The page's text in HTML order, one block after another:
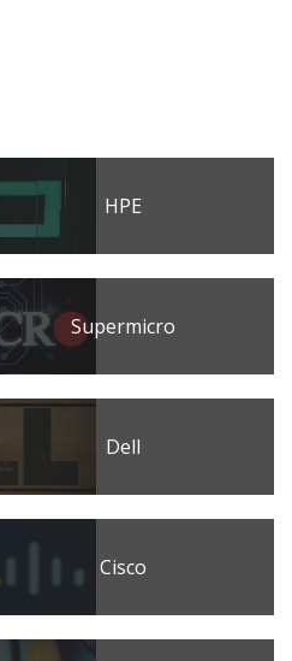
HPE
Supermicro
Dell
Cisco